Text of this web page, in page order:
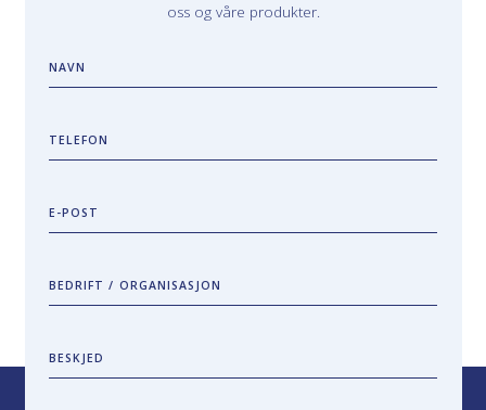
oss og våre produkter.
NAVN
TELEFON
E-POST
BEDRIFT / ORGANISASJON
BESKJED